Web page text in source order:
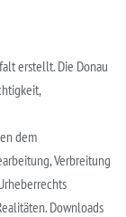
erstellt. Die Donau
dem
Verbreitung
Downloads